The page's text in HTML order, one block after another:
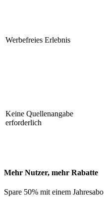
Werbefreies Erlebnis
Keine Quellenangabe
erforderlich
Mehr Nutzer, mehr Rabatte
Spare 50% mit einem Jahresabo